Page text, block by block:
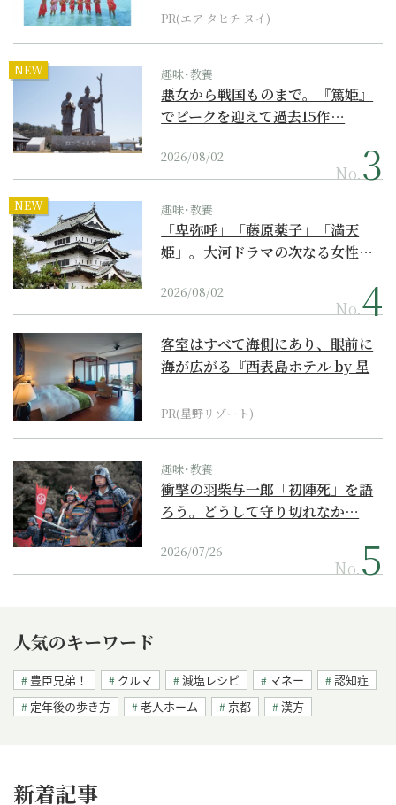
PR(エア タヒチ ヌイ)
NEW 趣味･教養
悪女から戦国ものまで。『篤姫』
でピークを迎えて過去15作…
2026/08/02
No.
NEW 趣味･教養
「卑弥呼」「藤原薬子」「満天
姫」。大河ドラマの次なる女性…
2026/08/02
No.
客室はすべて海側にあり、眼前に
海が広がる『西表島ホテル by 星
PR(星野リゾート)
趣味･教養
衝撃の羽柴与一郎「初陣死」を語
ろう。どうして守り切れなか…
2026/07/26
No.
人気のキーワード
豊臣兄弟！ クルマ 減塩レシピ マネー
認知症
定年後の歩き方
老人ホーム 京都 漢方
新着記事